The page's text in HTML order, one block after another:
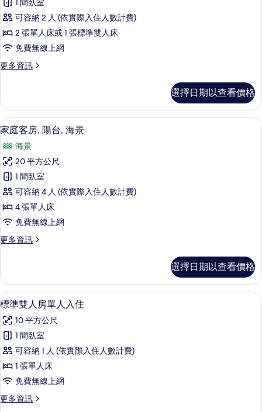
房,
陽
台,
部
分
景
的
所
有
相
片
可容納 2 人 (依實際入住人數計費)
2 張單人床或 1 張標準雙人床
免費無線上網
更多資訊
更
房,
陽
台,
部
分
海
景
的
詳
情
選擇日期以查看價格
顯
示
家
庭
客
房,
陽
台,
海
的
所
有
相
片
家庭客房, 陽台, 海景 | 高級寢具、迷
9
家庭客房, 陽台, 海景
海景
20 平方公尺
1 間臥室
可容納 4 人 (依實際入住人數計費)
4 張單人床
免費無線上網
更多資訊
更
客
房,
陽
海
景
詳
情
選擇日期以查看價格
顯
示
標
準
雙
人
房
單
高級寢具、迷你吧、客房內保險箱、書
6
標準雙人房單人入住
10 平方公尺
1 間臥室
可容納 1 人 (依實際入住人數計費)
1 張單人床
免費無線上網
更多資訊
更